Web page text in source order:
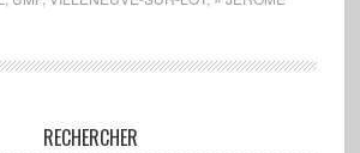
RECHERCHER